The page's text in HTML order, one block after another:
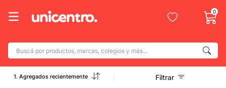
0
Buscá por productos, marcas, colegios y más...
Términos más buscados
1
1. Agregados recientemente Filtrar